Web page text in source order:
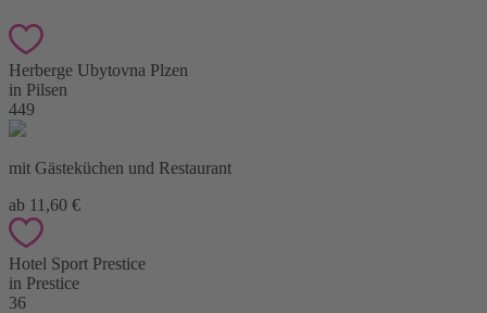
Herberge Ubytovna Plzen
in Pilsen
449
mit Gästeküchen und Restaurant
ab 11,60 €
Hotel Sport Prestice
in Prestice
36